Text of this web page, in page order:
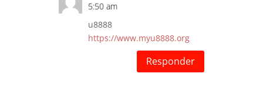
5:50 am
u8888
https://www.myu8888.org
Responder